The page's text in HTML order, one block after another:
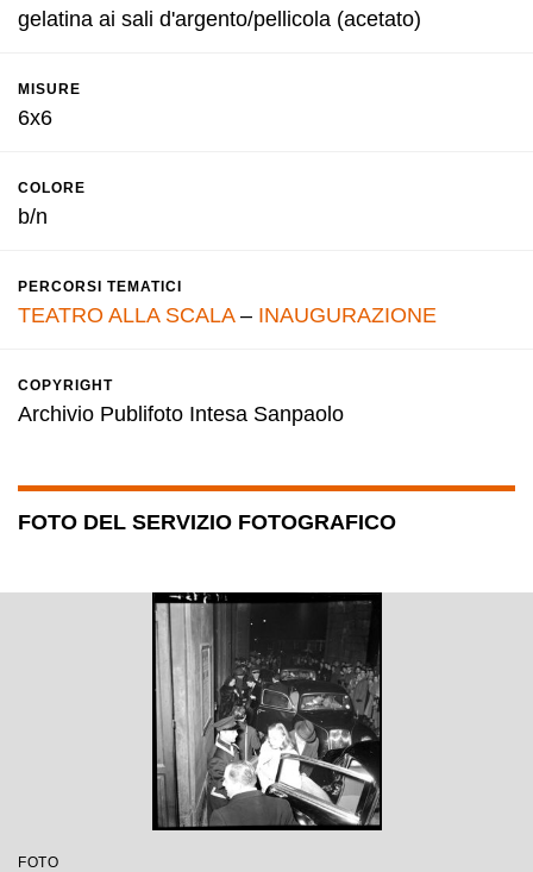
gelatina ai sali d'argento/pellicola (acetato)
MISURE
6x6
COLORE
b/n
PERCORSI TEMATICI
TEATRO ALLA SCALA– INAUGURAZIONE
COPYRIGHT
Archivio Publifoto Intesa Sanpaolo
FOTO DEL SERVIZIO FOTOGRAFICO
FOTO